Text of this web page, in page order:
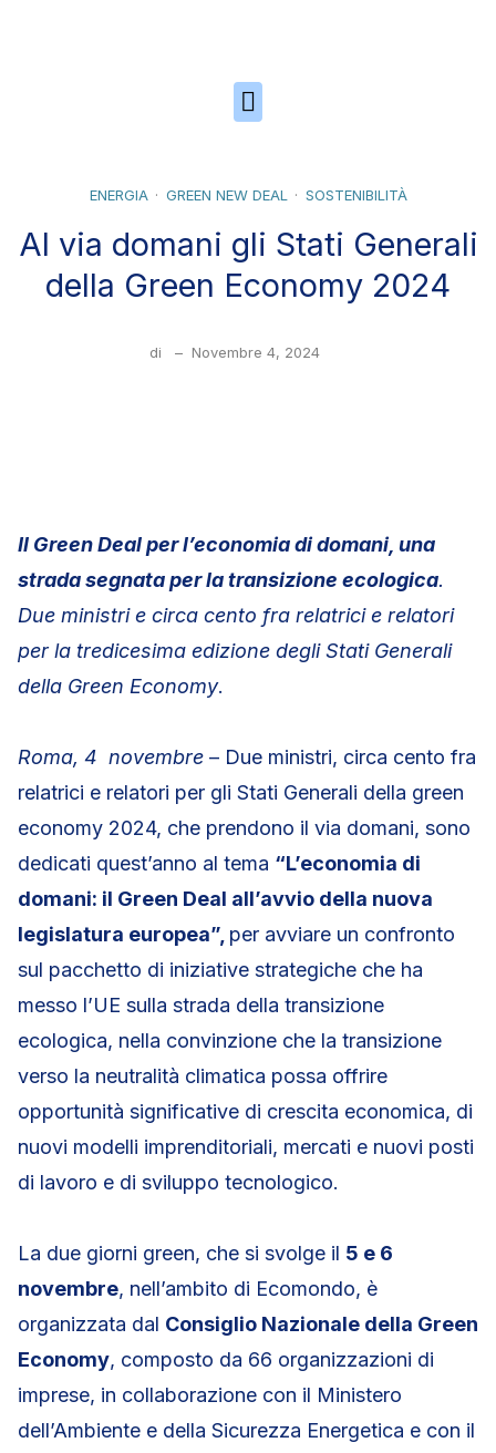
ENERGIA GREEN NEW DEAL SOSTENIBILITÀ
Al via domani gli Stati Generali
della Green Economy 2024
di – Novembre 4, 2024
Il Green Deal per l’economia di domani, una
strada segnata per la transizione ecologica.
Due ministri e circa cento fra relatrici e relatori
per la tredicesima edizione degli Stati Generali
della Green Economy.
Roma, 4 novembre – Due ministri, circa cento fra
relatrici e relatori per gli Stati Generali della green
economy 2024, che prendono il via domani, sono
dedicati quest’anno al tema “L’economia di
domani: il Green Deal all’avvio della nuova
legislatura europea”, per avviare un confronto
sul pacchetto di iniziative strategiche che ha
messo l’UE sulla strada della transizione
ecologica, nella convinzione che la transizione
verso la neutralità climatica possa offrire
opportunità significative di crescita economica, di
nuovi modelli imprenditoriali, mercati e nuovi posti
di lavoro e di sviluppo tecnologico.
La due giorni green, che si svolge il 5 e 6
novembre, nell’ambito di Ecomondo, è
organizzata dal Consiglio Nazionale della Green
Economy, composto da 66 organizzazioni di
imprese, in collaborazione con il Ministero
dell’Ambiente e della Sicurezza Energetica e con il